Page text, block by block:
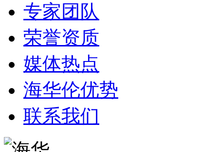
专家团队
荣誉资质
媒体热点
海华伦优势
联系我们